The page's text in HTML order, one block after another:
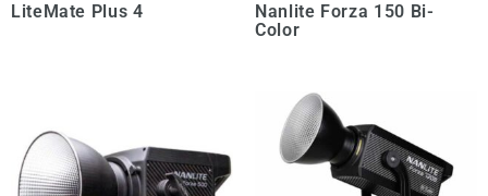
LiteMate Plus 4
Nanlite Forza 150 Bi-
Color